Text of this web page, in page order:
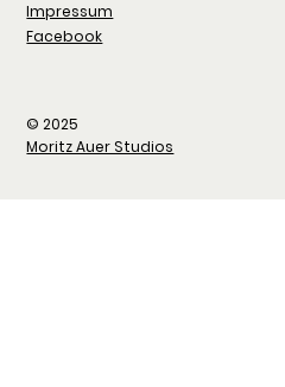
Impressum
Facebook
© 2025
Moritz Auer Studios